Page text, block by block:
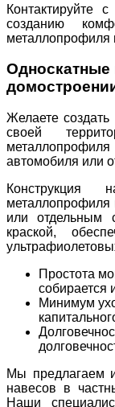
Контактируйте
созданию
металлопрофиля
Односкатные
Желаете
своей
автомобиля или
Конструкция
металлопрофиля
или отдельным
краской,
Простота
собирается
Минимум
Мы предлагаем
навесов в
Наши